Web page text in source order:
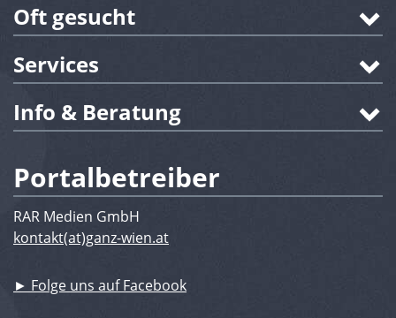
Oft gesucht
Services
Info & Beratung
Portalbetreiber
RAR Medien GmbH
kontakt(at)ganz-wien.at
► Folge uns auf Facebook